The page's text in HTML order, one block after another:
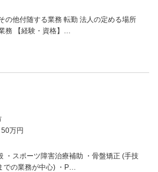
の他付随する業務 転勤 法人の定める場所
務 【経験・資格】…
万円
・スポーツ障害治療補助 ・骨盤矯正 (手技
での業務が中心) ・P…